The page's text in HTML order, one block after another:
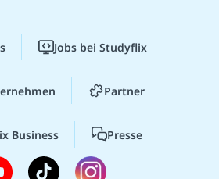
Jobs bei Studyflix
Partner
Business Presse